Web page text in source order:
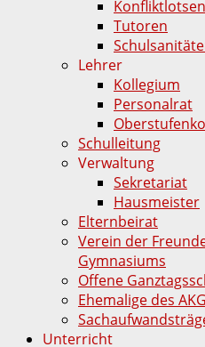
Konfliktlotsen
Tutoren
Lehrer
Kollegium
Personalrat
Schulleitung
Verwaltung
Sekretariat
Hausmeister
Elternbeirat
Verein der
Gymnasiums
Offene
Ehemalige des AKG
Unterricht